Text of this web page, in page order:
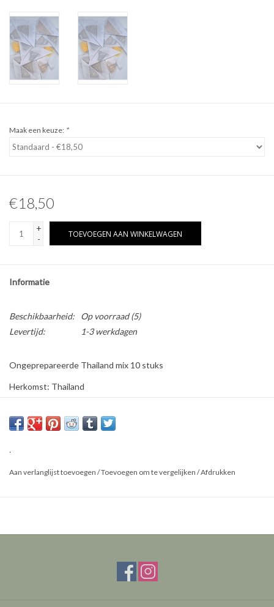
Hout decoratie
Hoorns & Geweien
Pokémon
Maak een keuze: *
€18,50
+
-
TOEVOEGEN AAN WINKELWAGEN
Informatie
Beschikbaarheid: Op voorraad(5)
Levertijd:
1-3 werkdagen
Ongeprepareerde Thailand mix 10 stuks
Herkomst: Thailand
Maat: S/ M
kunnen zijn.
.
Aan verlanglijst toevoegen /Toevoegen om te vergelijken /Afdrukken